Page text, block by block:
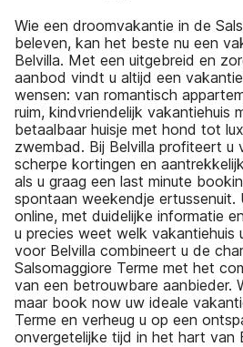
Wie een droomvakantie in de
beleven, kan het beste nu een
Belvilla. Met een uitgebreid en
aanbod vindt u altijd een
wensen: van romantisch
ruim, kindvriendelijk vakantiehuis
betaalbaar huisje met hond tot
zwembad. Bij Belvilla profiteert u
scherpe kortingen en
als u graag een last minute
spontaan weekendje
online, met duidelijke informatie
u precies weet welk vakantiehuis
voor Belvilla combineert u de
Salsomaggiore Terme met het
van een betrouwbare aanbieder.
maar book now uw ideale
Terme en verheug u op een
onvergetelijke tijd in het hart van